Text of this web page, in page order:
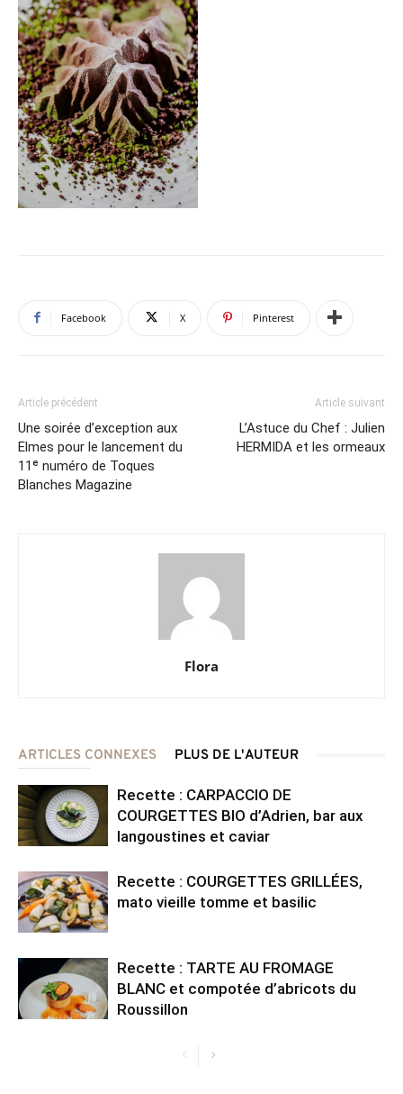
Facebook X Pinterest
Article précédent
Une soirée d’exception aux
Elmes pour le lancement du
11ᵉ numéro de Toques
Blanches Magazine
Article suivant
L’Astuce du Chef : Julien
HERMIDA et les ormeaux
Flora
ARTICLES CONNEXES PLUS DE L'AUTEUR
Recette : CARPACCIO DE
COURGETTES BIO d’Adrien, bar aux
langoustines et caviar
Recette : COURGETTES GRILLÉES,
mato vieille tomme et basilic
Recette : TARTE AU FROMAGE
BLANC et compotée d’abricots du
Roussillon